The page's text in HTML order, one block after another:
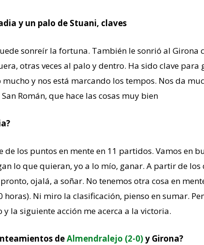
y un palo de Stuani, claves
sonreír la fortuna. También le sonrió al Girona
otras veces al palo y dentro. Ha sido clave para
y nos está marcando los tempos. Nos da
Román, que hace las cosas muy bien
de los puntos en mente en 11 partidos. Vamos en
lo que quieran, yo a lo mío, ganar. A partir de los
ojalá, a soñar. No tenemos otra cosa en
horas). Ni miro la clasificación, pienso en sumar.
la siguiente acción me acerca a la victoria.
deAlmendralejo (2-0)y Girona?